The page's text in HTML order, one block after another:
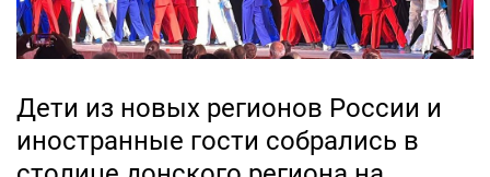
Дети из новых регионов России и
иностранные гости собрались в